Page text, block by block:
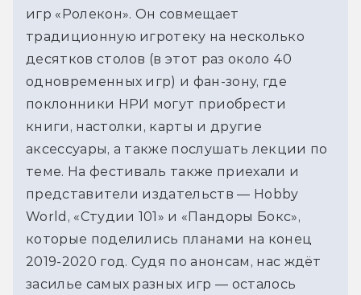
игр «Ролекон». Он совмещает
традиционную игротеку на несколько
десятков столов (в этот раз около 40
одновременных игр) и фан-зону, где
поклонники НРИ могут приобрести
книги, настолки, карты и другие
аксессуары, а также послушать лекции по
теме. На фестиваль также приехали и
представители издательств — Hobby
World, «Студии 101» и «Пандоры Бокс»,
которые поделились планами на конец
2019-2020 год. Судя по анонсам, нас ждёт
засилье самых разных игр — осталось